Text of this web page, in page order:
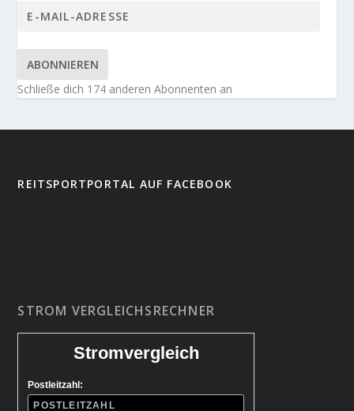
ABONNIEREN
Schließe dich 174 anderen Abonnenten an
REITSPORTPORTAL AUF FACEBOOK
STROM VERGLEICHSRECHNER
Stromvergleich
Postleitzahl: